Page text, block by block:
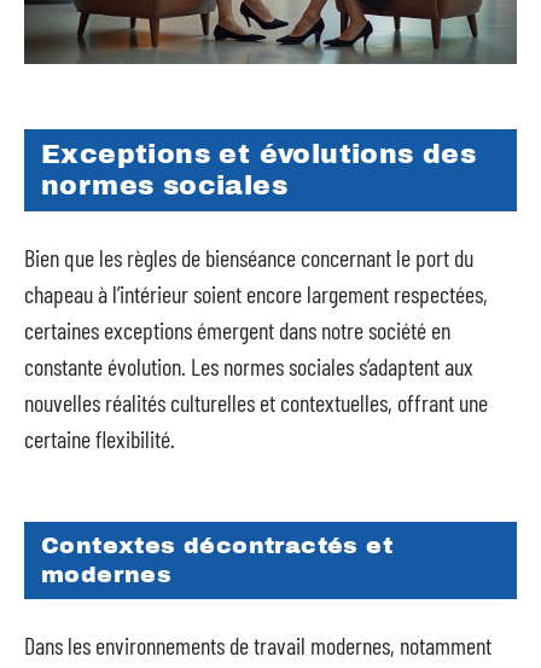
Exceptions et évolutions des
normes sociales
Bien que les règles de bienséance concernant le port du
chapeau à l’intérieur soient encore largement respectées,
certaines exceptions émergent dans notre société en
constante évolution. Les normes sociales s’adaptent aux
nouvelles réalités culturelles et contextuelles, offrant une
certaine flexibilité.
Contextes décontractés et
modernes
Dans les environnements de travail modernes, notamment